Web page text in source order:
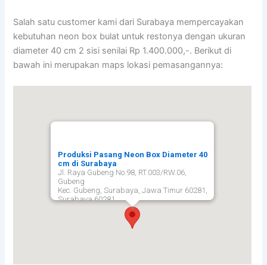
Salah satu customer kami dari Surabaya mempercayakan
kebutuhan neon box bulat untuk restonya dengan ukuran
diameter 40 cm 2 sisi senilai Rp 1.400.000,-. Berikut di
bawah ini merupakan maps lokasi pemasangannya:
Produksi Pasang Neon Box Diameter 40
cm di Surabaya
Jl. Raya Gubeng No.98, RT.003/RW.06,
Gubeng
Kec. Gubeng, Surabaya, Jawa Timur 60281,
Surabaya 60281